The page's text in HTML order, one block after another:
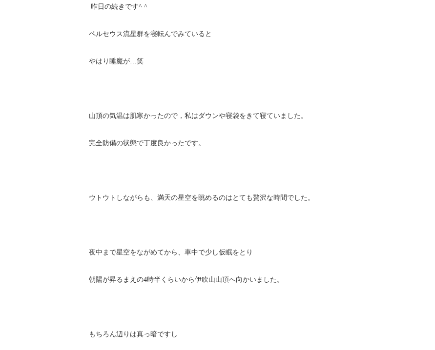
昨日の続きです^ ^
ペルセウス流星群を寝転んでみていると
やはり睡魔が…笑
山頂の気温は肌寒かったので，私はダウンや寝袋をきて寝ていました。
完全防備の状態で丁度良かったです。
ウトウトしながらも、満天の星空を眺めるのはとても贅沢な時間でした。
夜中まで星空をながめてから、車中で少し仮眠をとり
朝陽が昇るまえの4時半くらいから伊吹山山頂へ向かいました。
もちろん辺りは真っ暗ですし